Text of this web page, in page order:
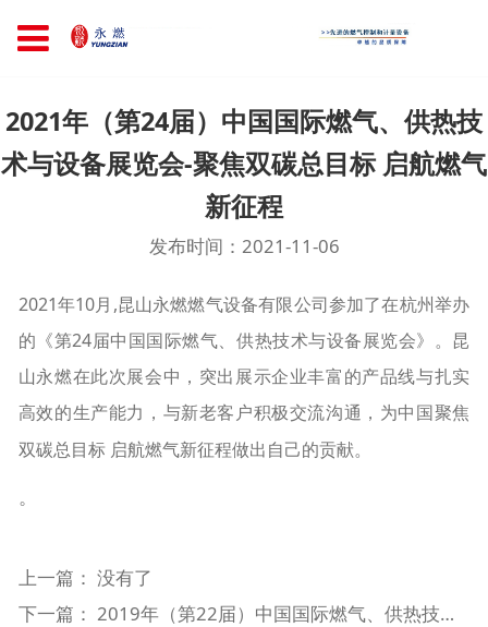
2021年（第24届）中国国际燃气、供热技
术与设备展览会-聚焦双碳总目标 启航燃气
新征程
发布时间：2021-11-06
2021年10月,昆山永燃燃气设备有限公司参加了在杭州举办
的《第24届中国国际燃气、供热技术与设备展览会》。昆
山永燃在此次展会中，突出展示企业丰富的产品线与扎实
高效的生产能力，与新老客户积极交流沟通，为中国聚焦
双碳总目标 启航燃气新征程做出自己的贡献。
。
上一篇： 没有了
下一篇： 2019年（第22届）中国国际燃气、供热技术与设备展览会